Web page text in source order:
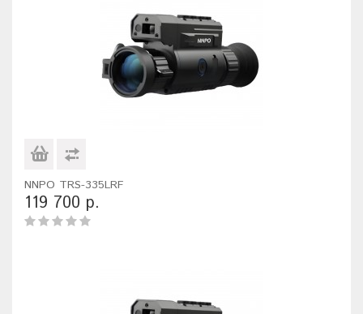
NNPO TRS-335LRF
119 700 р.